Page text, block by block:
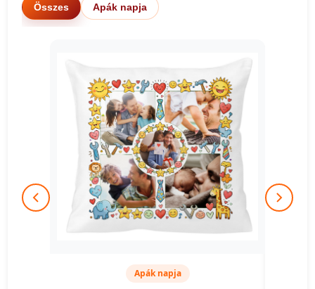
Összes Apák napja
Apák napja